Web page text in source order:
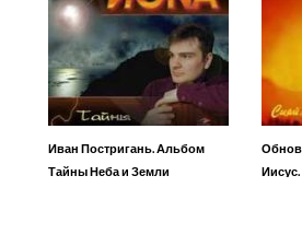
Иван Постригань. Альбом
Тайны Неба и Земли
Иисус.